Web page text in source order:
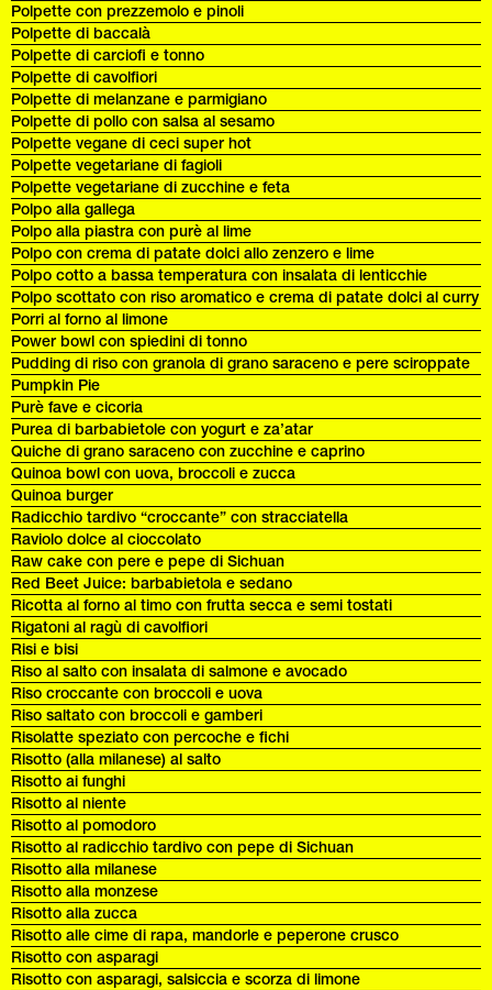
Polpette con prezzemolo e pinoli
Polpette di baccalà
Polpette di carciofi e tonno
Polpette di cavolfiori
Polpette di melanzane e parmigiano
Polpette di pollo con salsa al sesamo
Polpette vegane di ceci super hot
Polpette vegetariane di fagioli
Polpette vegetariane di zucchine e feta
Polpo alla gallega
Polpo alla piastra con purè al lime
Polpo con crema di patate dolci allo zenzero e lime
Polpo cotto a bassa temperatura con insalata di lenticchie
Polpo scottato con riso aromatico e crema di patate dolci al curry
Porri al forno al limone
Power bowl con spiedini di tonno
Pudding di riso con granola di grano saraceno e pere sciroppate
Pumpkin Pie
Purè fave e cicoria
Purea di barbabietole con yogurt e za’atar
Quiche di grano saraceno con zucchine e caprino
Quinoa bowl con uova, broccoli e zucca
Quinoa burger
Radicchio tardivo “croccante” con stracciatella
Raviolo dolce al cioccolato
Raw cake con pere e pepe di Sichuan
Red Beet Juice: barbabietola e sedano
Ricotta al forno al timo con frutta secca e semi tostati
Rigatoni al ragù di cavolfiori
Risi e bisi
Riso al salto con insalata di salmone e avocado
Riso croccante con broccoli e uova
Riso saltato con broccoli e gamberi
Risolatte speziato con percoche e fichi
Risotto (alla milanese) al salto
Risotto ai funghi
Risotto al niente
Risotto al pomodoro
Risotto al radicchio tardivo con pepe di Sichuan
Risotto alla milanese
Risotto alla monzese
Risotto alla zucca
Risotto alle cime di rapa, mandorle e peperone crusco
Risotto con asparagi
Risotto con asparagi, salsiccia e scorza di limone